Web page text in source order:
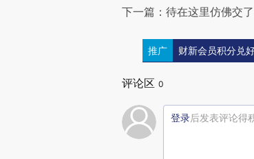
下一篇：待在这里仿佛交
推广 财新会员积分兑
评论区 0
登录后发表评论得